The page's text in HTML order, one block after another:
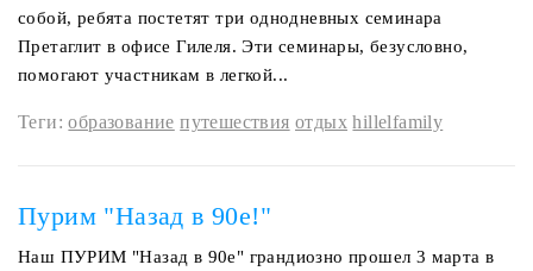
собой, ребята постетят три однодневных семинара
Претаглит в офисе Гилеля. Эти семинары, безусловно,
помогают участникам в легкой...
Теги:образование путешествия отдых hillelfamily
Пурим "Назад в 90е!"
Наш ПУРИМ "Назад в 90е" грандиозно прошел 3 марта в